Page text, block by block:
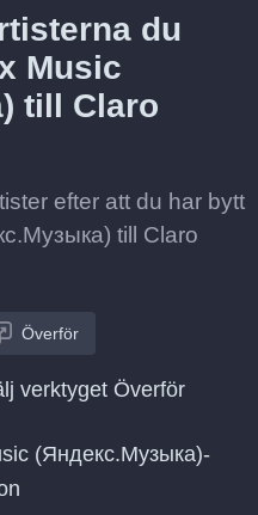
du
Music
till Claro
efter att du har bytt
till Claro
Överför
verktyget Överför
(Яндекс.Музыка)-